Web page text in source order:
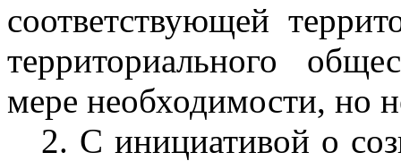
соответствующей
территориального
мере необходимости, но
2. С инициативой о